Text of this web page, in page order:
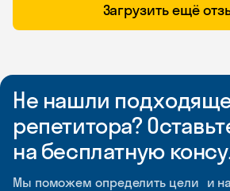
Загрузить ещё
Не нашли
репетитора?
на бесплатную
Мы поможем определить цели и